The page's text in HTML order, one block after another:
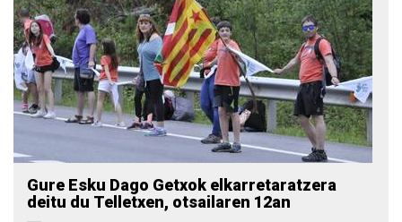
Gure Esku Dago Getxok elkarretaratzera
deitu du Telletxen, otsailaren 12an